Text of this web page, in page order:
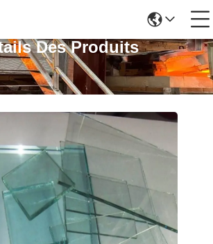
Des Produits